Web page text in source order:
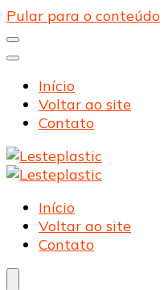
Pular para o conteúdo
Início
Voltar ao site
Contato
Lesteplastic
Blog – Lesteplastic
Lesteplastic
Blog – Lesteplastic
Início
Voltar ao site
Contato